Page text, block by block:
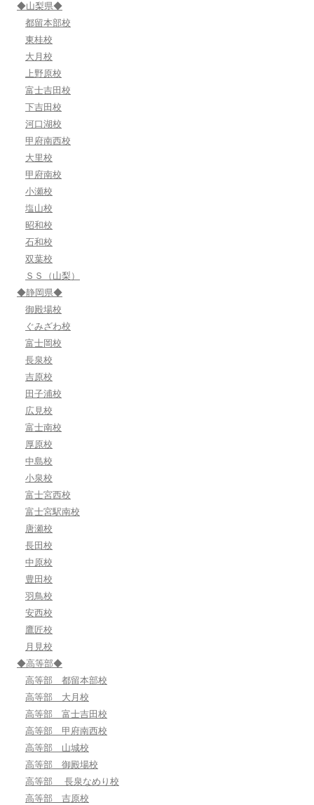
◆山梨県◆
都留本部校
東桂校
大月校
上野原校
富士吉田校
下吉田校
河口湖校
甲府南西校
大里校
甲府南校
小瀬校
塩山校
昭和校
石和校
双葉校
ＳＳ（山梨）
◆静岡県◆
御殿場校
ぐみざわ校
富士岡校
長泉校
吉原校
田子浦校
広見校
富士南校
厚原校
中島校
小泉校
富士宮西校
富士宮駅南校
唐瀬校
長田校
中原校
豊田校
羽鳥校
安西校
鷹匠校
月見校
◆高等部◆
高等部 都留本部校
高等部 大月校
高等部 富士吉田校
高等部 甲府南西校
高等部 山城校
高等部 御殿場校
高等部 長泉なめり校
高等部 吉原校